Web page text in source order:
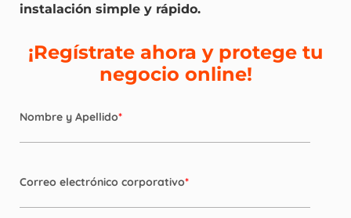
instalación simple y rápido.
¡Regístrate ahora y protege tu
negocio online!
Nombre y Apellido*
Correo electrónico corporativo*